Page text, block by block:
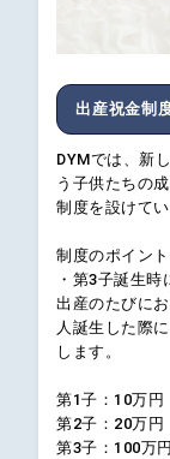
出産祝金制
DYMでは、新
う子供たちの
制度を設けてい
制度のポイント
・第3子誕生
出産のたびに
人誕生した際
します。
第1子：10万円
第2子：20万円
第3子：100万円